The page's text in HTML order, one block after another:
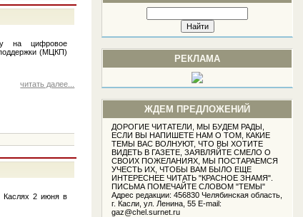
РЕКЛАМА
ЖДЕМ ПРЕДЛОЖЕНИЙ
ДОРОГИЕ ЧИТАТЕЛИ, МЫ БУДЕМ РАДЫ,
ЕСЛИ ВЫ НАПИШЕТЕ НАМ О ТОМ, КАКИЕ
ТЕМЫ ВАС ВОЛНУЮТ, ЧТО ВЫ ХОТИТЕ
ВИДЕТЬ В ГАЗЕТЕ, ЗАЯВЛЯЙТЕ СМЕЛО О
СВОИХ ПОЖЕЛАНИЯХ, МЫ ПОСТАРАЕМСЯ
УЧЕСТЬ ИХ, ЧТОБЫ ВАМ БЫЛО ЕЩЕ
ИНТЕРЕСНЕЕ ЧИТАТЬ "КРАСНОЕ ЗНАМЯ".
ПИСЬМА ПОМЕЧАЙТЕ СЛОВОМ "ТЕМЫ"
Адрес редакции: 456830 Челябинская область,
г. Касли, ул. Ленина, 55 Е-mail:
gaz@chel.surnet.ru
на цифровое
(МЦКП)
читать далее...
Каслях 2 июня в